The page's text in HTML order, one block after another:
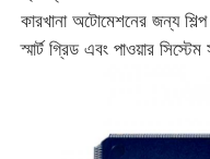
আরএফ ইন্টিগ্রেটেড সার্কিট
কারখানা অটোমেশনের জন্য
স্মার্ট গ্রিড এবং পাওয়ার